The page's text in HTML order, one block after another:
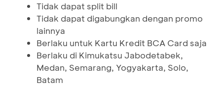
Tidak dapat split bill
Tidak dapat digabungkan dengan promo
lainnya
Berlaku untuk Kartu Kredit BCA Card saja
Berlaku di Kimukatsu Jabodetabek,
Medan, Semarang, Yogyakarta, Solo,
Batam